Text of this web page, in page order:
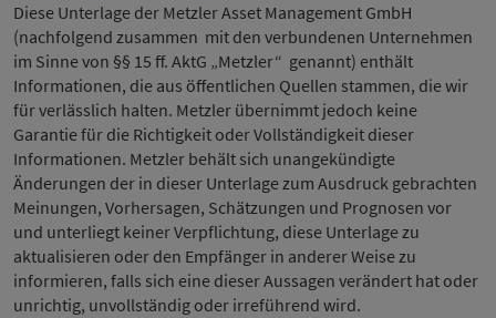
Diese Unterlage der Metzler Asset Management GmbH
(nachfolgend zusammen mit den verbundenen Unternehmen
im Sinne von §§ 15 ff. AktG „Metzler“ genannt) enthält
Informationen, die aus öffentlichen Quellen stammen, die wir
für verlässlich halten. Metzler übernimmt jedoch keine
Garantie für die Richtigkeit oder Vollständigkeit dieser
Informationen. Metzler behält sich unangekündigte
Änderungen der in dieser Unterlage zum Ausdruck gebrachten
Meinungen, Vorhersagen, Schätzungen und Prognosen vor
und unterliegt keiner Verpflichtung, diese Unterlage zu
aktualisieren oder den Empfänger in anderer Weise zu
informieren, falls sich eine dieser Aussagen verändert hat oder
unrichtig, unvollständig oder irreführend wird.